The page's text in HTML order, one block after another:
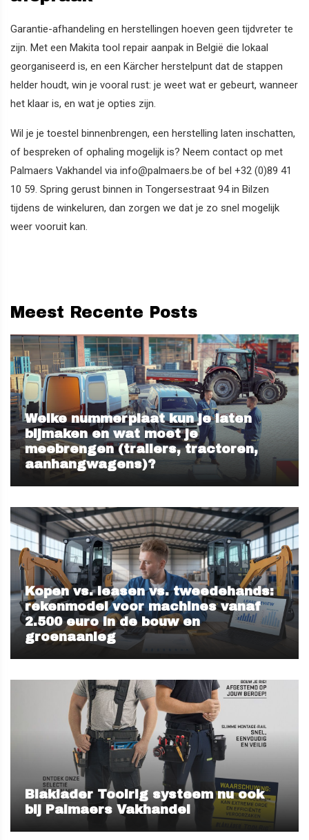
Garantie-afhandeling en herstellingen hoeven geen tijdvreter te
zijn. Met een Makita tool repair aanpak in België die lokaal
georganiseerd is, en een Kärcher herstelpunt dat de stappen
helder houdt, win je vooral rust: je weet wat er gebeurt, wanneer
het klaar is, en wat je opties zijn.
Wil je je toestel binnenbrengen, een herstelling laten inschatten,
of bespreken of ophaling mogelijk is? Neem contact op met
Palmaers Vakhandel via info@palmaers.be of bel +32 (0)89 41
10 59. Spring gerust binnen in Tongersestraat 94 in Bilzen
tijdens de winkeluren, dan zorgen we dat je zo snel mogelijk
weer vooruit kan.
Meest Recente Posts
Welke nummerplaat kun je laten
bijmaken en wat moet je
meebrengen (trailers, tractoren,
aanhangwagens)?
Kopen vs. leasen vs. tweedehands:
rekenmodel voor machines vanaf
2.500 euro in de bouw en
groenaanleg
Blaklader Toolrig systeem nu ook
bij Palmaers Vakhandel